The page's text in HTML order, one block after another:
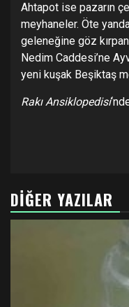
Ahtapot ise pazarın
meyhaneler. Öte
geleneğine göz
Nedim Caddesi’ne
yeni kuşak Beşiktaş
Rakı Ansiklopedisi
DIĞER YAZILAR